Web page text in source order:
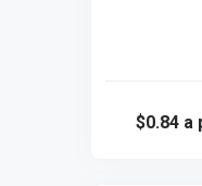
$0.84 a